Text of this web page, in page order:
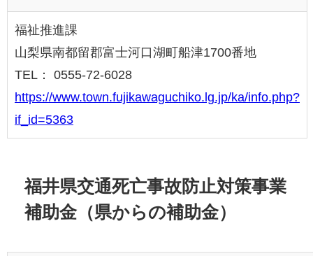
福祉推進課
山梨県南都留郡富士河口湖町船津1700番地
TEL： 0555-72-6028
https://www.town.fujikawaguchiko.lg.jp/ka/info.php?
if_id=5363
福井県交通死亡事故防止対策事業
補助金（県からの補助金）